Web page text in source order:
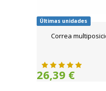
Últimas unidades
Correa
26,39 €